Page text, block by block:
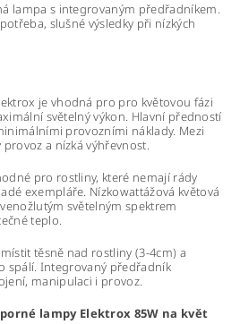
lampa s integrovaným předřadníkem.
slušné výsledky při nízkých
je vhodná pro pro květovou fázi
světelný výkon. Hlavní předností
provozními náklady. Mezi
a nízká výhřevnost.
pro rostliny, které nemají rády
exempláře. Nízkowattážová květová
světelným spektrem
teplo.
těsně nad rostliny (3-4cm) a
spálí. Integrovaný předřadník
manipulaci i provoz.
lampy Elektrox 85W na květ